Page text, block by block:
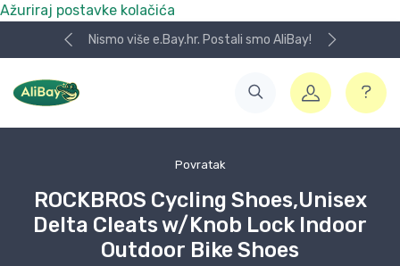
Ažuriraj postavke kolačića
Nismo više e.Bay.hr. Postali smo AliBay!
Povratak
ROCKBROS Cycling Shoes,Unisex
Delta Cleats w/Knob Lock Indoor
Outdoor Bike Shoes